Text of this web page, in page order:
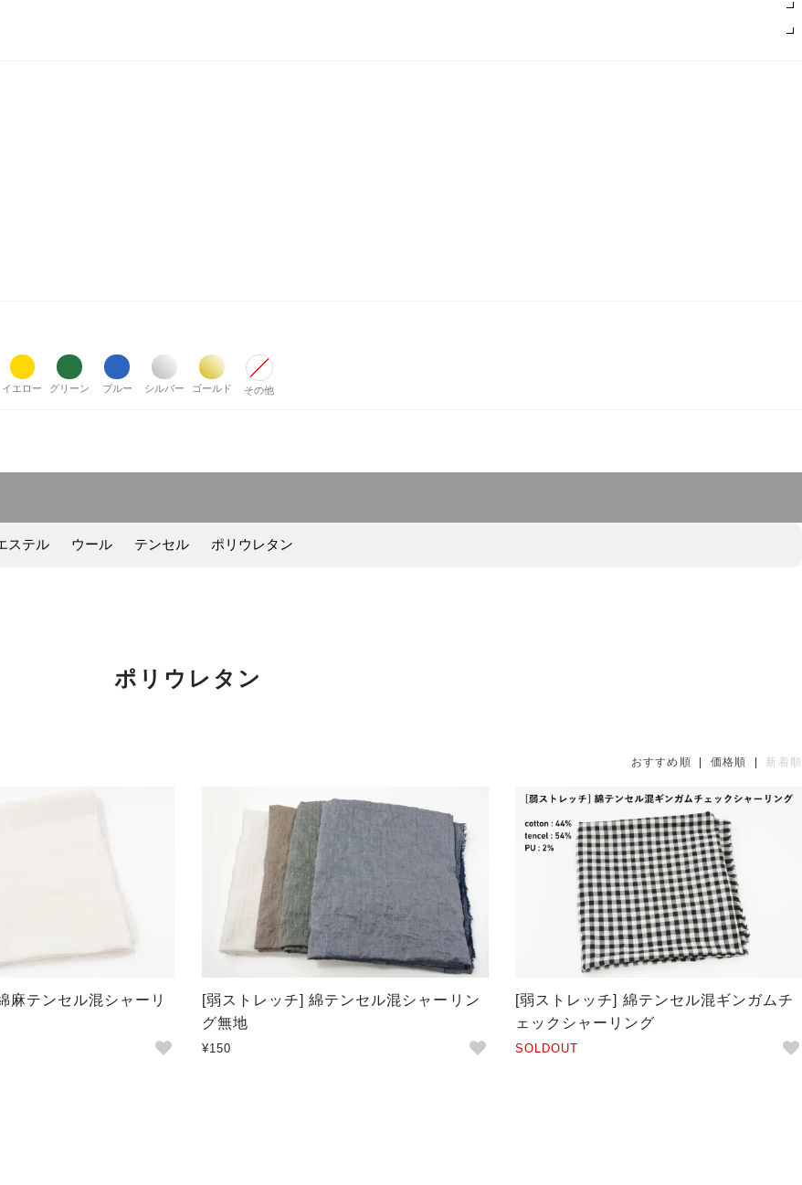
イエロー グリーン ブルー シルバー ゴールド その他
ステル ウール テンセル ポリウレタン
ポリウレタン
おすすめ順 価格順 新着順
麻テンセル混シャーリ
[弱ストレッチ] 綿テンセル混シャーリン
グ無地
¥150
[弱ストレッチ] 綿テンセル混ギンガムチ
ェックシャーリング
SOLDOUT